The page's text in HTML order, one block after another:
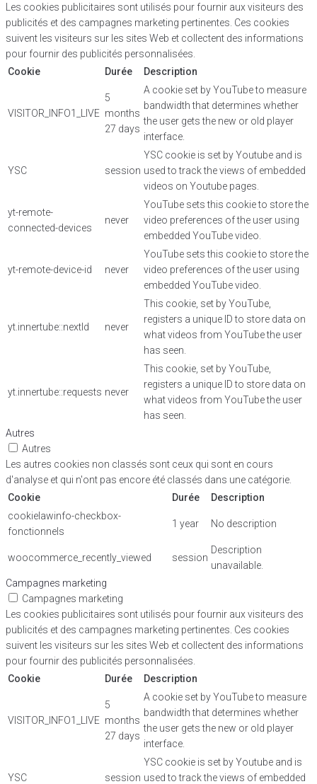
Les cookies publicitaires sont utilisés pour fournir aux visiteurs des
publicités et des campagnes marketing pertinentes. Ces cookies
suivent les visiteurs sur les sites Web et collectent des informations
pour fournir des publicités personnalisées.
Cookie
Durée Description
VISITOR_INFO1_LIVE
5
months
27 days
A cookie set by YouTube to measure
bandwidth that determines whether
the user gets the new or old player
interface.
YSC session
YSC cookie is set by Youtube and is
used to track the views of embedded
videos on Youtube pages.
yt-remote-
connected-devices
never
YouTube sets this cookie to store the
video preferences of the user using
embedded YouTube video.
yt-remote-device-id never
YouTube sets this cookie to store the
video preferences of the user using
embedded YouTube video.
yt.innertube::nextId never
This cookie, set by YouTube,
registers a unique ID to store data on
what videos from YouTube the user
has seen.
yt.innertube::requests never
This cookie, set by YouTube,
registers a unique ID to store data on
what videos from YouTube the user
has seen.
Autres
Autres
Les autres cookies non classés sont ceux qui sont en cours
d'analyse et qui n'ont pas encore été classés dans une catégorie.
Cookie
Durée
Description
cookielawinfo-checkbox-
fonctionnels
1 year No description
woocommerce_recently_viewed session
Description
unavailable.
Campagnes marketing
Campagnes marketing
Les cookies publicitaires sont utilisés pour fournir aux visiteurs des
publicités et des campagnes marketing pertinentes. Ces cookies
suivent les visiteurs sur les sites Web et collectent des informations
pour fournir des publicités personnalisées.
Cookie
Durée Description
VISITOR_INFO1_LIVE
5
months
27 days
A cookie set by YouTube to measure
bandwidth that determines whether
the user gets the new or old player
interface.
YSC session
YSC cookie is set by Youtube and is
used to track the views of embedded